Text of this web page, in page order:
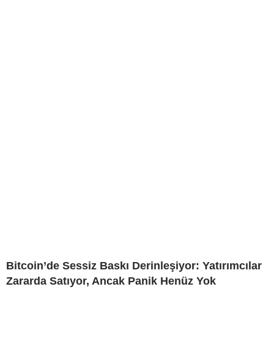
Bitcoin’de Sessiz Baskı Derinleşiyor: Yatırımcılar
Zararda Satıyor, Ancak Panik Henüz Yok